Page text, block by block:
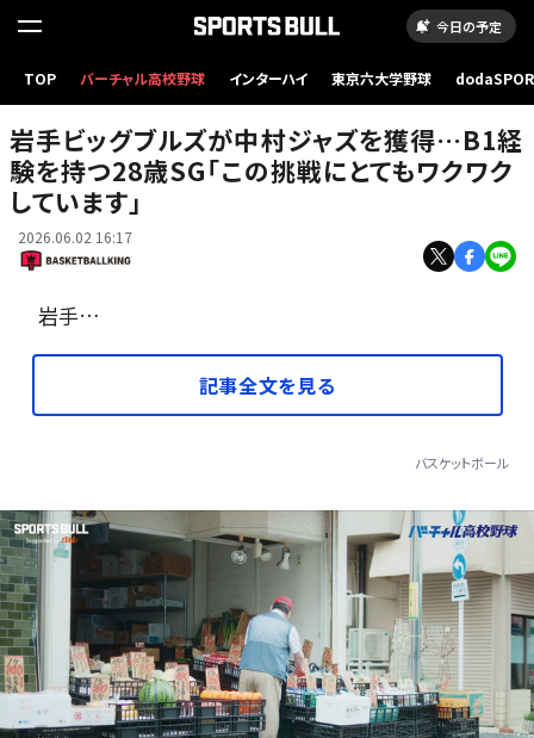
今日の予定
TOP バーチャル高校野球 インターハイ 東京六大学野球
茨城や長崎などでプレー経験を持つ中村ジャズ [写真]＝B.LEAGUE
岩手ビッグブルズが中村ジャズを獲得…B1経
験を持つ28歳SG「この挑戦にとてもワクワク
しています」
2026.06.02 16:17
岩手…
記事全文を見る
バスケットボール